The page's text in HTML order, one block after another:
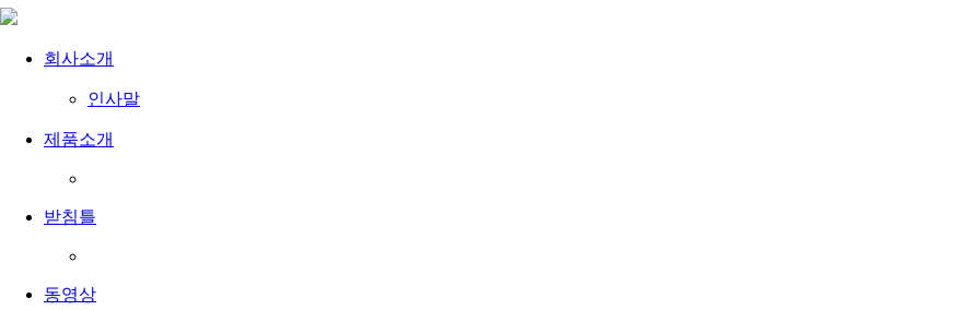
회사소개
인사말
제품소개
받침틀
동영상